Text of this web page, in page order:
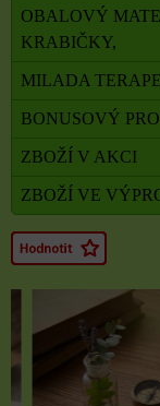
OBALOVÝ
KRABIČKY,
MILADA
BONUSOVÝ
ZBOŽÍ V AKCI
ZBOŽÍ VE